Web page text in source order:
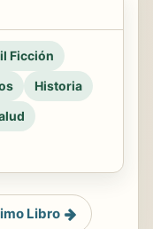
Ficción
Historia
Libro